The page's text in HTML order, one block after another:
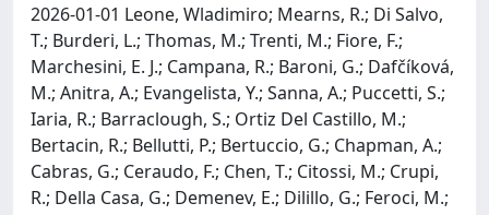
2026-01-01 Leone, Wladimiro; Mearns, R.; Di Salvo,
T.; Burderi, L.; Thomas, M.; Trenti, M.; Fiore, F.;
Marchesini, E. J.; Campana, R.; Baroni, G.; Dafčíková,
M.; Anitra, A.; Evangelista, Y.; Sanna, A.; Puccetti, S.;
Iaria, R.; Barraclough, S.; Ortiz Del Castillo, M.;
Bertacin, R.; Bellutti, P.; Bertuccio, G.; Chapman, A.;
Cabras, G.; Ceraudo, F.; Chen, T.; Citossi, M.; Crupi,
R.; Della Casa, G.; Demenev, E.; Dilillo, G.; Feroci, M.;